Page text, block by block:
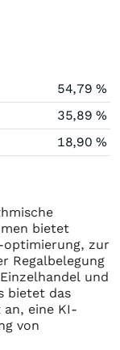
54,79 %
35,89 %
18,90 %
bietet
optimierung, zur
Regalbelegung
und
bietet das
an, eine KI-
von